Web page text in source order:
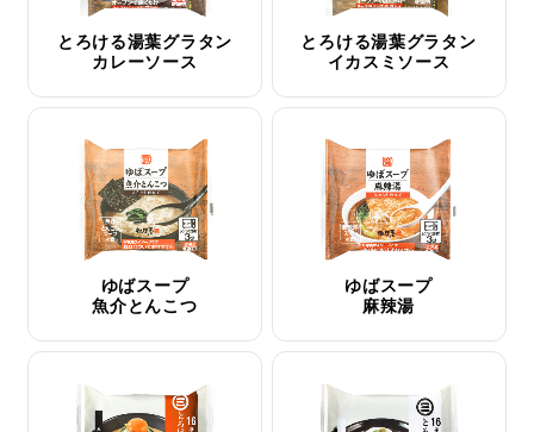
とろける湯葉グラタン
カレーソース
とろける湯葉グラタン
イカスミソース
ゆばスープ
魚介とんこつ
ゆばスープ
麻辣湯